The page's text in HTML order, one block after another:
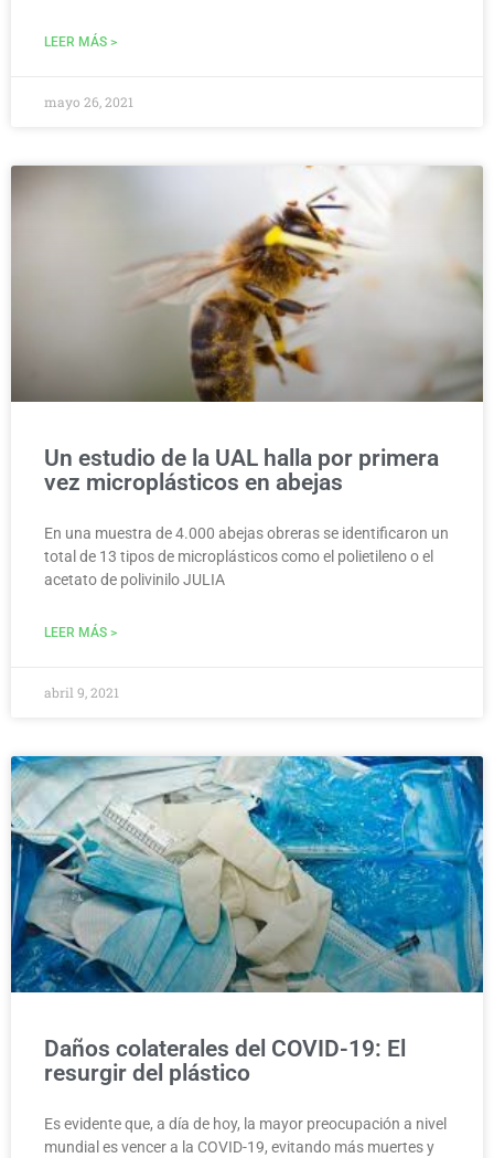
LEER MÁS >
mayo 26, 2021
MEDIO AMBIENTE
Un estudio de la UAL halla por primera
vez microplásticos en abejas
En una muestra de 4.000 abejas obreras se identificaron un
total de 13 tipos de microplásticos como el polietileno o el
acetato de polivinilo JULIA
LEER MÁS >
abril 9, 2021
MEDIO AMBIENTE
Daños colaterales del COVID-19: El
resurgir del plástico
Es evidente que, a día de hoy, la mayor preocupación a nivel
mundial es vencer a la COVID-19, evitando más muertes y